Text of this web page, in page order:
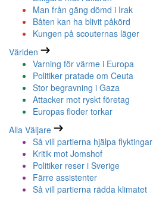
Man från gäng dömd i Irak
Båten kan ha blivit påkörd
Kungen på scouternas läger
Världen
Varning för värme i Europa
Politiker pratade om Ceuta
Stor begravning i Gaza
Attacker mot ryskt företag
Europas floder torkar
Alla Väljare
Så vill partierna hjälpa flyktingar
Kritik mot Jomshof
Politiker reser i Sverige
Färre assistenter
Så vill partierna rädda klimatet